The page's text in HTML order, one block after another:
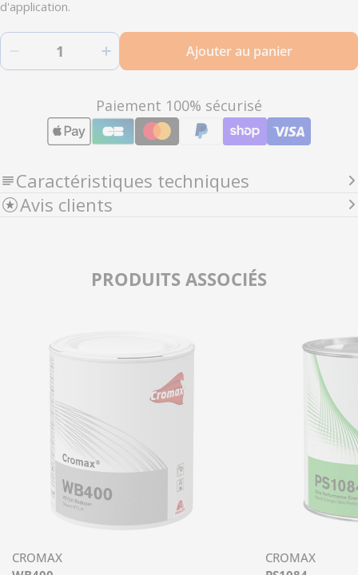
d'application.
Quantité
Diminuer la quantité pour 1432W - Peinture
Augmenter la quantité pour
Ajouter au panier
Paiement 100% sécurisé
Modes
de
paiement
Caractéristiques techniques
Avis clients
PRODUITS ASSOCIÉS
CROMAX
CROMAX